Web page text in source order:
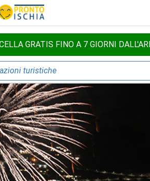
GRATIS FINO A 7 GIORNI
turistiche